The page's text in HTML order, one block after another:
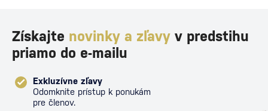
Získajte novinky a zľavy v predstihu
priamo do e-mailu
Exkluzívne zľavy
Odomknite prístup k ponukám
pre členov.